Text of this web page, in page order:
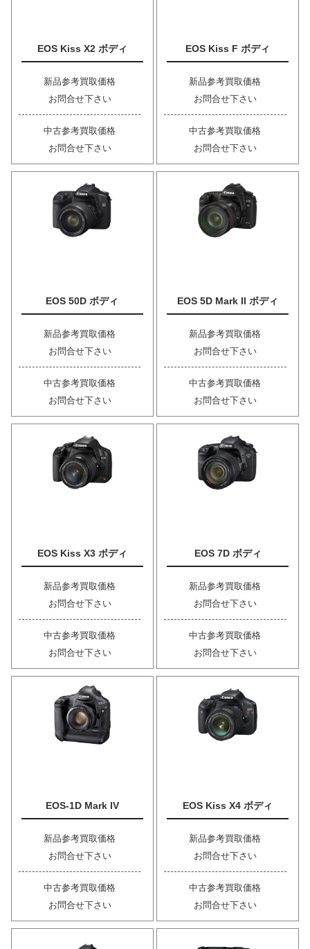
EOS Kiss X2 ボディ
新品参考買取価格
お問合せ下さい
中古参考買取価格
お問合せ下さい
EOS Kiss F ボディ
新品参考買取価格
お問合せ下さい
中古参考買取価格
お問合せ下さい
EOS 50D ボディ
新品参考買取価格
お問合せ下さい
中古参考買取価格
お問合せ下さい
EOS 5D Mark II ボディ
新品参考買取価格
お問合せ下さい
中古参考買取価格
お問合せ下さい
EOS Kiss X3 ボディ
新品参考買取価格
お問合せ下さい
中古参考買取価格
お問合せ下さい
EOS 7D ボディ
新品参考買取価格
お問合せ下さい
中古参考買取価格
お問合せ下さい
EOS-1D Mark IV
新品参考買取価格
お問合せ下さい
中古参考買取価格
お問合せ下さい
EOS Kiss X4 ボディ
新品参考買取価格
お問合せ下さい
中古参考買取価格
お問合せ下さい